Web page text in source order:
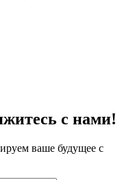
с нами!
ваше будущее с